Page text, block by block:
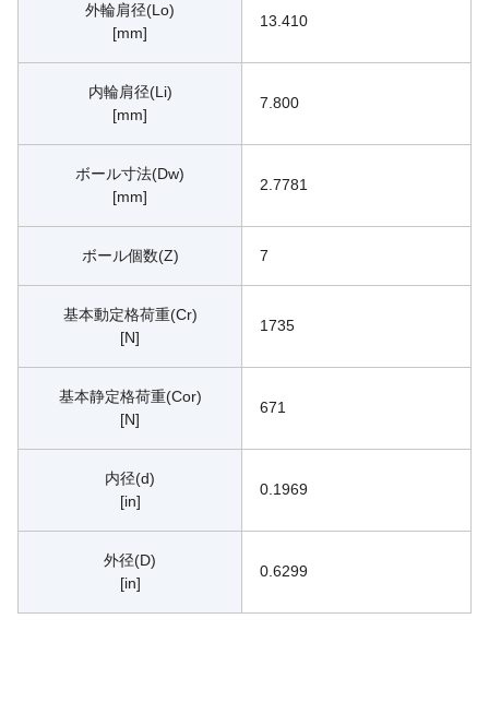
外輪肩径(Lo)
[mm]
13.410
内輪肩径(Li)
[mm]
7.800
ボール寸法(Dw)
[mm]
2.7781
ボール個数(Z) 7
基本動定格荷重(Cr)
[N]
1735
基本静定格荷重(Cor)
[N]
671
内径(d)
[in]
0.1969
外径(D)
[in]
0.6299